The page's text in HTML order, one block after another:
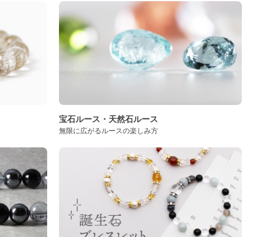
宝石ルース・天然石ルース
無限に広がるルースの楽しみ方